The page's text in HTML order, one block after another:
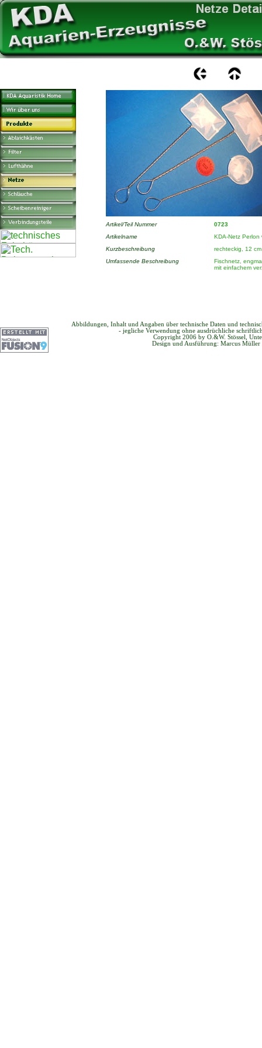
Artikel/Teil Nummer
0723
Artikelname
KDA-Netz Perlon
Kurzbeschreibung
rechteckig, 12 cm
Umfassende Beschreibung
Fischnetz,
mit einfachem
Abbildungen, Inhalt und Angaben über technische Daten und
- jegliche Verwendung ohne ausdrüchliche
Copyright 2006 by O.&W. Stössel,
Design und Ausführung: Marcus